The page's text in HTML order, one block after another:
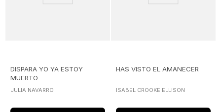
DISPARA YO YA ESTOY
MUERTO
JULIA NAVARRO
HAS VISTO EL AMANECER
ISABEL CROOKE ELLISON